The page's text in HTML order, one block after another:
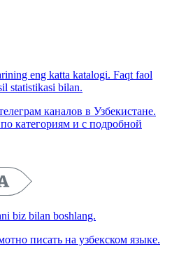
eng katta katalogi. Faqt faol
statistikasi bilan.
каналов в Узбекистане.
категориям и с подробной
biz bilan boshlang.
писать на узбекском языке.